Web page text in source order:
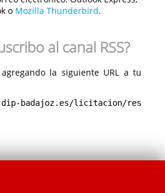
o Mozilla Thunderbird.
al canal RSS?
la siguiente URL a tu
badajoz.es/licitacion/rest/rss/